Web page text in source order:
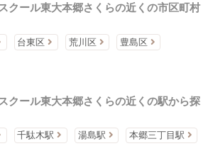
クール東大本郷さくらの近くの市区町村
台東区 荒川区 豊島区
クール東大本郷さくらの近くの駅から探
千駄木駅 湯島駅 本郷三丁目駅